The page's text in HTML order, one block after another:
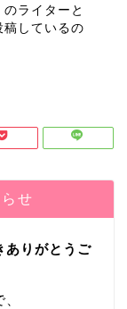
ライターと
稿しているの
せ
ありがとうご